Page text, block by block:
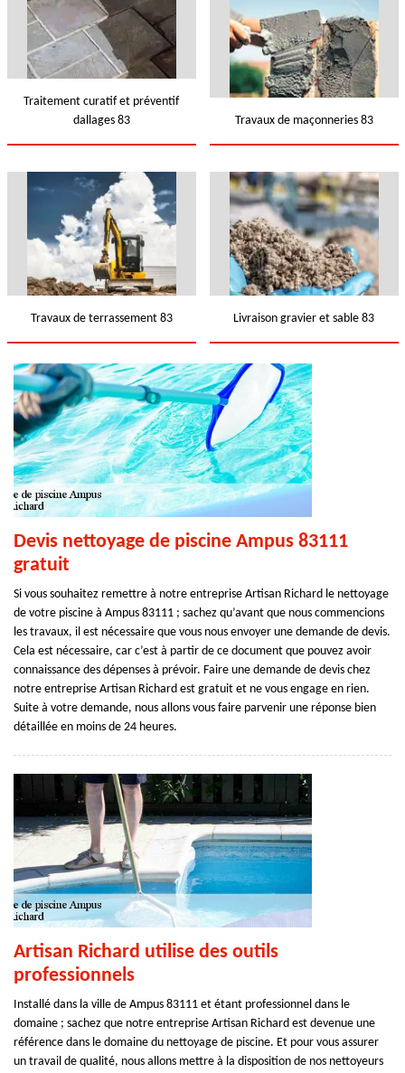
Traitement curatif et préventif
dallages 83
Travaux de maçonneries 83
Travaux de terrassement 83 Livraison gravier et sable 83
Devis nettoyage de piscine Ampus 83111
gratuit
Si vous souhaitez remettre à notre entreprise Artisan Richard le nettoyage
de votre piscine à Ampus 83111 ; sachez qu’avant que nous commencions
les travaux, il est nécessaire que vous nous envoyer une demande de devis.
Cela est nécessaire, car c’est à partir de ce document que pouvez avoir
connaissance des dépenses à prévoir. Faire une demande de devis chez
notre entreprise Artisan Richard est gratuit et ne vous engage en rien.
Suite à votre demande, nous allons vous faire parvenir une réponse bien
détaillée en moins de 24 heures.
Artisan Richard utilise des outils
professionnels
Installé dans la ville de Ampus 83111 et étant professionnel dans le
domaine ; sachez que notre entreprise Artisan Richard est devenue une
référence dans le domaine du nettoyage de piscine. Et pour vous assurer
un travail de qualité, nous allons mettre à la disposition de nos nettoyeurs